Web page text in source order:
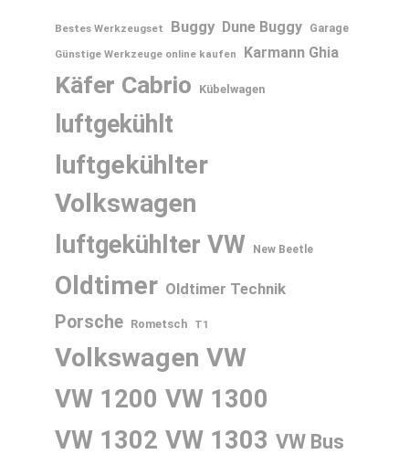
Bestes Werkzeugset Buggy Dune Buggy
Garage
Günstige Werkzeuge online kaufen
Karmann Ghia
Käfer Cabrio Kübelwagen
luftgekühlt
luftgekühlter
Volkswagen
luftgekühlter VW New Beetle
Oldtimer Oldtimer Technik
Porsche Rometsch T1
Volkswagen VW
VW 1200 VW 1300
VW 1302 VW 1303 VW Bus